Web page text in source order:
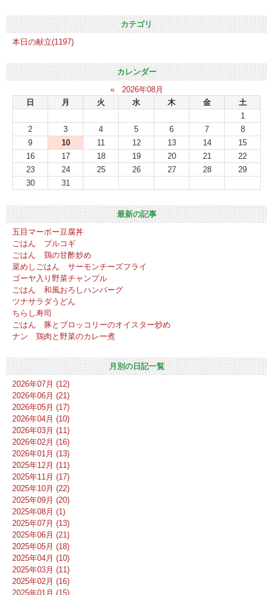
カテゴリ
本日の献立(1197)
カレンダー
«
2026年08月
日
月 火 水 木 金
土
1
2
3 4 5 6 7
8
9
10 11 12 13 14
15
16
17 18 19 20 21
22
23
24 25 26 27 28
29
30
31
最新の記事
五目マーボー豆腐丼
ごはん プルコギ
ごはん 鶏の甘酢炒め
菜めしごはん サーモンチーズフライ
ゴーヤ入り野菜チャンプル
ごはん 和風おろしハンバーグ
ツナサラダうどん
ちらし寿司
ごはん 豚とブロッコリーのオイスター炒め
ナン 鶏肉と野菜のカレー煮
月別の日記一覧
2026年07月 (12)
2026年06月 (21)
2026年05月 (17)
2026年04月 (10)
2026年03月 (11)
2026年02月 (16)
2026年01月 (13)
2025年12月 (11)
2025年11月 (17)
2025年10月 (22)
2025年09月 (20)
2025年08月 (1)
2025年07月 (13)
2025年06月 (21)
2025年05月 (18)
2025年04月 (10)
2025年03月 (11)
2025年02月 (16)
2025年01月 (15)